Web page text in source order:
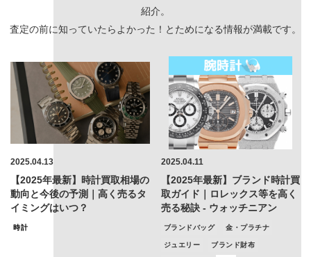
紹介。
査定の前に知っていたらよかった！とためになる情報が満載です。
2025.04.13
【2025年最新】時計買取相場の
動向と今後の予測｜高く売るタ
イミングはいつ？
時計
2025.04.11
【2025年最新】ブランド時計買
取ガイド｜ロレックス等を高く
売る秘訣 - ウォッチニアン
ブランドバッグ 金・プラチナ
ジュエリー ブランド財布